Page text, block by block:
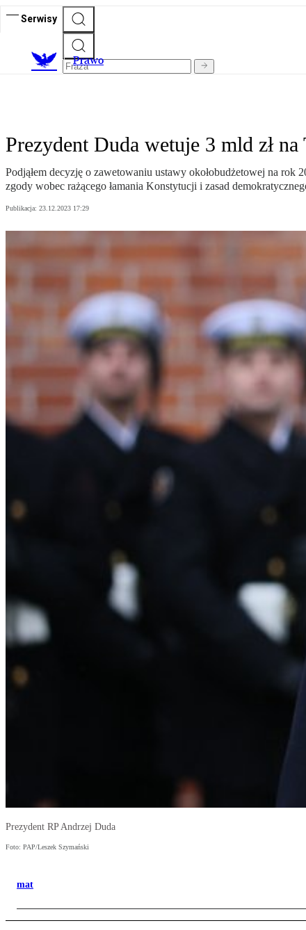
Serwisy
Prawo
Prezydent Duda wetuje 3 mld zł
Podjąłem decyzję o zawetowaniu ustawy okołobudżetowej na
zgody wobec rażącego łamania Konstytucji i zasad
Publikacja: 23.12.2023 17:29
Prezydent RP Andrzej Duda
Foto: PAP/Leszek Szymański
mat